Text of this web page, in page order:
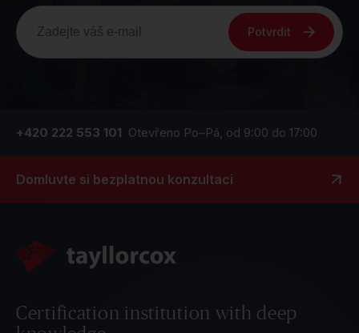
Potvrdit
+420 222 553 101 Otevřeno Po–Pá, od 9:00 do 17:00
Domluvte si bezplatnou konzultaci
Certification institution with deep